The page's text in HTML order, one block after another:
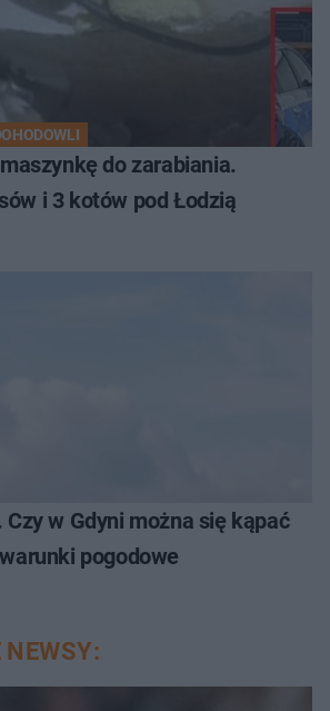
do zarabiania.
i 3 kotów pod Łodzią
Czy w Gdyni można się kąpać
pogodowe